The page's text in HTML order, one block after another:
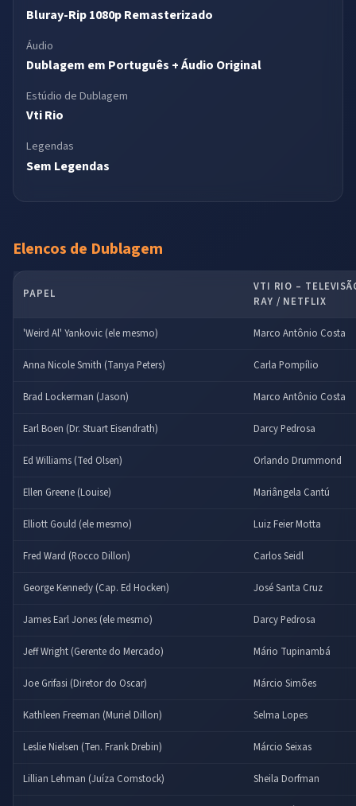
Bluray-Rip 1080p Remasterizado
Áudio
Dublagem em Português + Áudio Original
Estúdio de Dublagem
Vti Rio
Legendas
Sem Legendas
Elencos de Dublagem
PAPEL
VTI RIO –
RAY / NETFLIX
'Weird Al' Yankovic (ele mesmo) Marco Antônio Costa
Anna Nicole Smith (Tanya Peters) Carla Pompílio
Brad Lockerman (Jason) Marco Antônio Costa
Earl Boen (Dr. Stuart Eisendrath) Darcy Pedrosa
Ed Williams (Ted Olsen) Orlando Drummond
Ellen Greene (Louise) Mariângela Cantú
Elliott Gould (ele mesmo) Luiz Feier Motta
Fred Ward (Rocco Dillon) Carlos Seidl
George Kennedy (Cap. Ed Hocken) José Santa Cruz
James Earl Jones (ele mesmo) Darcy Pedrosa
Jeff Wright (Gerente do Mercado) Mário Tupinambá
Joe Grifasi (Diretor do Oscar) Márcio Simões
Kathleen Freeman (Muriel Dillon) Selma Lopes
Leslie Nielsen (Ten. Frank Drebin) Márcio Seixas
Lillian Lehman (Juíza Comstock) Sheila Dorfman